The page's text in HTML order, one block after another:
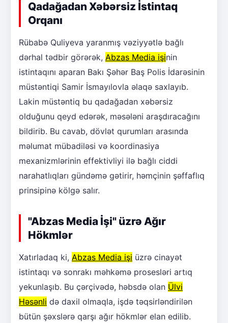
Qadağadan Xəbərsiz İstintaq
Orqanı
Rübabə Quliyeva yaranmış vəziyyətlə bağlı
dərhal tədbir görərək, Abzas Media işinin
istintaqını aparan Bakı Şəhər Baş Polis İdarəsinin
müstəntiqi Samir İsmayılovla əlaqə saxlayıb.
Lakin müstəntiq bu qadağadan xəbərsiz
olduğunu qeyd edərək, məsələni araşdıracağını
bildirib. Bu cavab, dövlət qurumları arasında
məlumat mübadiləsi və koordinasiya
mexanizmlərinin effektivliyi ilə bağlı ciddi
narahatlıqları gündəmə gətirir, həmçinin şəffaflıq
prinsipinə kölgə salır.
"Abzas Media İşi" üzrə Ağır
Hökmlər
Xatırladaq ki, Abzas Media işi üzrə cinayət
istintaqı və sonrakı məhkəmə prosesləri artıq
yekunlaşıb. Bu çərçivədə, həbsdə olan Ülvi
Həsənli də daxil olmaqla, işdə təqsirləndirilən
bütün şəxslərə qarşı ağır hökmlər elan edilib.